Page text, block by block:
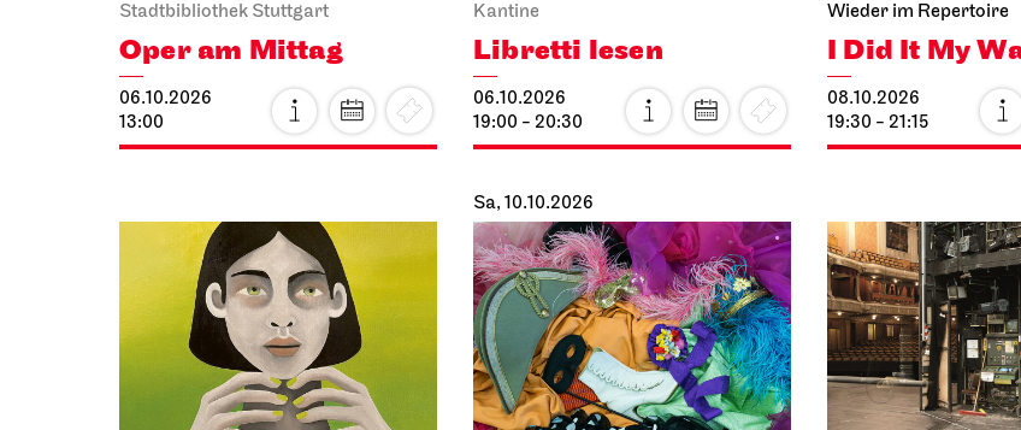
Stadtbibliothek Stuttgart
Oper am Mittag
06.10.2026
13:00
Kantine
Libretti lesen
06.10.2026
19:00 - 20:30
Wieder im Repertoire
I Did It My
08.10.2026
19:30 - 21:15
Sa, 10.10.2026